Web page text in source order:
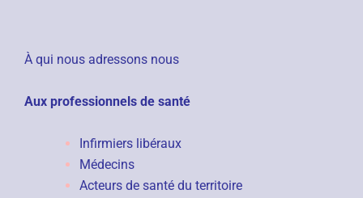
À qui nous adressons nous
Aux professionnels de santé
Infirmiers libéraux
Médecins
Acteurs de santé du territoire